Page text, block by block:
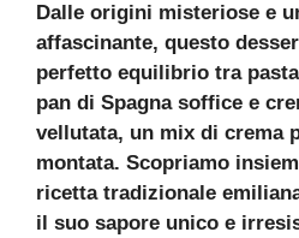
Dalle origini misteriose e
affascinante, questo
perfetto equilibrio tra
pan di Spagna soffice e
vellutata, un mix di crema
montata. Scopriamo
ricetta tradizionale
il suo sapore unico e